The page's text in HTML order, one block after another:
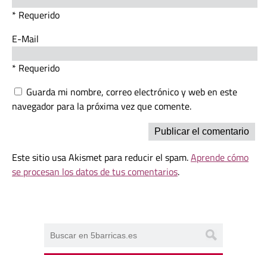
* Requerido
E-Mail
* Requerido
Guarda mi nombre, correo electrónico y web en este
navegador para la próxima vez que comente.
Este sitio usa Akismet para reducir el spam.Aprende cómo
se procesan los datos de tus comentarios.